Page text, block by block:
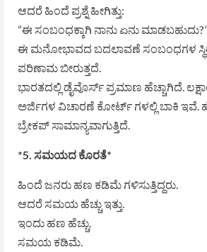
ಆದರೆ ಹಿಂದೆ ಪ್ರಶ್ನೆ ಹೀಗಿತ್ತು:
“ಈ ಸಂಬಂಧಕ್ಕಾಗಿ ನಾನು ಏನು
ಈ ಮನೋಭಾವದ ಬದಲಾವಣೆ ಸಂಬಂಧಗಳ
ಪರಿಣಾಮ ಬೀರುತ್ತದೆ.
ಭಾರತದಲ್ಲಿ ಡೈವೊರ್ಸ್ ಪ್ರಮಾಣ ಹೆಚ್ಚಾಗಿದೆ.
ಅರ್ಜಿಗಳ ವಿಚಾರಣೆ ಕೋರ್ಟ್ ಗಳಲ್ಲಿ ಬಾಕಿ ಇವೆ.
ಬ್ರೇಕಪ್ ಸಾಮಾನ್ಯವಾಗುತ್ತಿದೆ.
*5. ಸಮಯದ ಕೊರತೆ*
ಹಿಂದೆ ಜನರು ಹಣ ಕಡಿಮೆ ಗಳಿಸುತ್ತಿದ್ದರು.
ಆದರೆ ಸಮಯ ಹೆಚ್ಚು ಇತ್ತು.
ಇಂದು ಹಣ ಹೆಚ್ಚು.
ಸಮಯ ಕಡಿಮೆ.